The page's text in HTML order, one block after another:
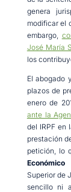
genera
modificar el
embargo,
José María
los
El abogado
plazos de
enero de
ante la
del IRPF en
prestación
petición, lo
Económico
Superior de
sencillo ni